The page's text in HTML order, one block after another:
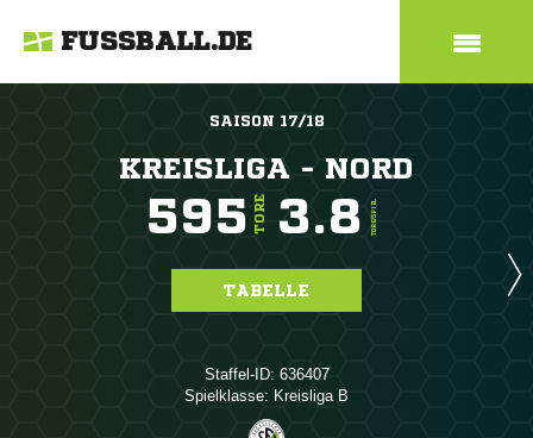
FUSSBALL.DE
SAISON 17/18
KREISLIGA - NORD
595 TORE 3.8 TORE/SPIEL
TABELLE
Staffel-ID: 636407
Spielklasse: Kreisliga B